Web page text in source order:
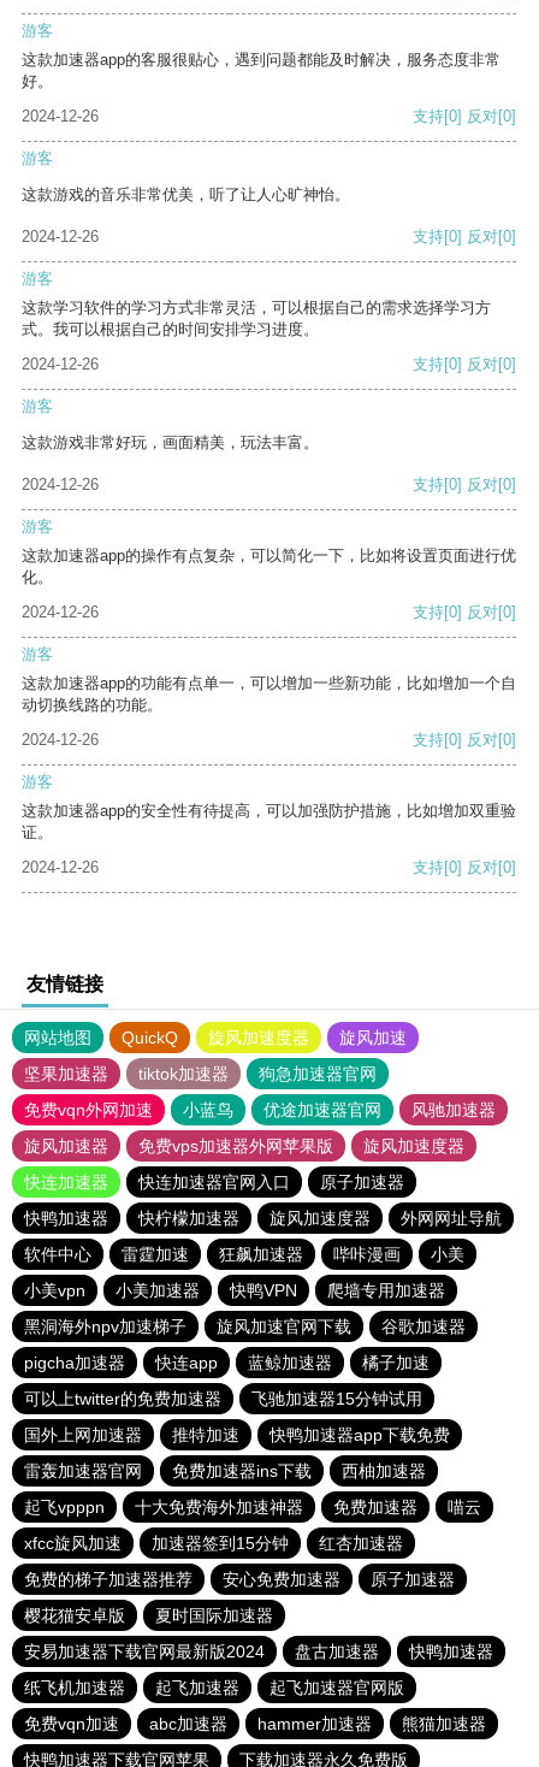
游客
这款加速器app的客服很贴心，遇到问题都能及时解决，服务态度非常
好。
2024-12-26
支持[0] 反对[0]
游客
这款游戏的音乐非常优美，听了让人心旷神怡。
2024-12-26 支持[0] 反对[0]
游客
这款学习软件的学习方式非常灵活，可以根据自己的需求选择学习方
式。我可以根据自己的时间安排学习进度。
2024-12-26
支持[0] 反对[0]
游客
这款游戏非常好玩，画面精美，玩法丰富。
2024-12-26 支持[0] 反对[0]
游客
这款加速器app的操作有点复杂，可以简化一下，比如将设置页面进行优
化。
2024-12-26
支持[0] 反对[0]
游客
这款加速器app的功能有点单一，可以增加一些新功能，比如增加一个自
动切换线路的功能。
2024-12-26
支持[0] 反对[0]
游客
这款加速器app的安全性有待提高，可以加强防护措施，比如增加双重验
证。
2024-12-26
支持[0] 反对[0]
友情链接
网站地图 QuickQ 旋风加速度器
旋风加速
坚果加速器
tiktok加速器
狗急加速器官网
免费vqn外网加速
小蓝鸟 优途加速器官网
风驰加速器
旋风加速器
免费vps加速器外网苹果版
旋风加速度器
快连加速器
快连加速器官网入口
原子加速器
快鸭加速器
快柠檬加速器 旋风加速度器
外网网址导航
软件中心
雷霆加速 狂飙加速器 哔咔漫画
小美
小美vpn
小美加速器 快鸭VPN
爬墙专用加速器
黑洞海外npv加速梯子
旋风加速官网下载
谷歌加速器
pigcha加速器
快连app 蓝鲸加速器
橘子加速
可以上twitter的免费加速器
飞驰加速器15分钟试用
国外上网加速器
推特加速
快鸭加速器app下载免费
雷轰加速器官网
免费加速器ins下载
西柚加速器
起飞vpppn
十大免费海外加速神器 免费加速器
喵云
xfcc旋风加速
加速器签到15分钟
红杏加速器
免费的梯子加速器推荐
安心免费加速器
原子加速器
樱花猫安卓版
夏时国际加速器
安易加速器下载官网最新版2024
盘古加速器
快鸭加速器
纸飞机加速器
起飞加速器
起飞加速器官网版
免费vqn加速
abc加速器 hammer加速器
熊猫加速器
快鸭加速器下载官网苹果
下载加速器永久免费版